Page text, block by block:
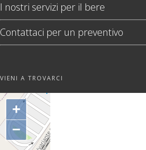
I nostri servizi per il bere
Contattaci per un preventivo
VIENI A TROVARCI
s=d.createElement('scr'+'ipt');
+
−